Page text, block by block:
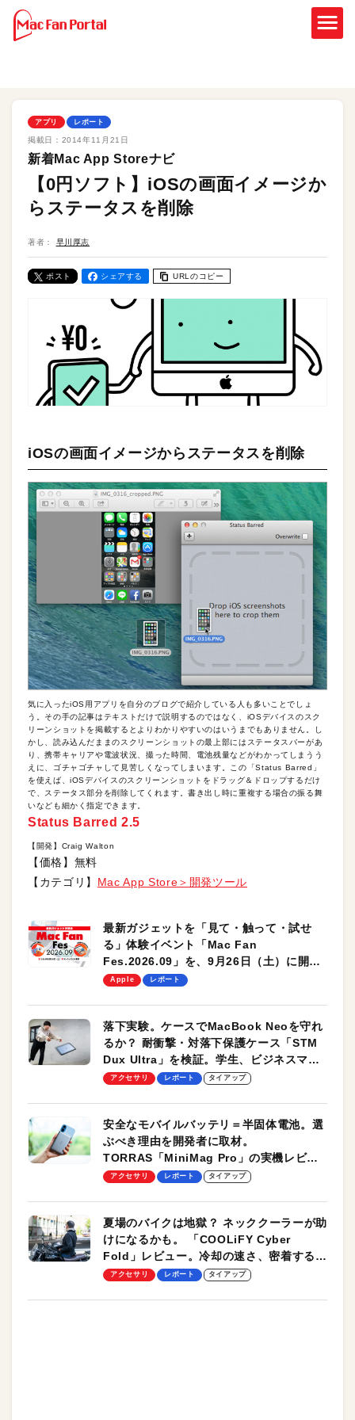
アプリ レポート
掲載日： 2014年11月21日
新着Mac App Storeナビ
【0円ソフト】iOSの画面イメージか
らステータスを削除
著者： 早川厚志
ポスト シェアする URLのコピー
iOSの画面イメージからステータスを削除
気に入ったiOS用アプリを自分のブログで紹介している人も多いことでしょ
う。その手の記事はテキストだけで説明するのではなく、iOSデバイスのスク
リーンショットを掲載するとよりわかりやすいのはいうまでもありません。し
かし、読み込んだままのスクリーンショットの最上部にはステータスバーがあ
り、携帯キャリアや電波状況、撮った時間、電池残量などがわかってしまうう
えに、ゴチャゴチャして見苦しくなってしまいます。この「Status Barred」
を使えば、iOSデバイスのスクリーンショットをドラッグ＆ドロップするだけ
で、ステータス部分を削除してくれます。書き出し時に重複する場合の振る舞
いなども細かく指定できます。
Status Barred 2.5
【開発】Craig Walton
【価格】無料
【カテゴリ】 Mac App Store＞開発ツール
最新ガジェットを「見て・触って・試せ
る」体験イベント「Mac Fan
Fes.2026.09」を、9月26日（土）に開催
します！
Apple レポート
落下実験。ケースでMacBook Neoを守れ
るか？ 耐衝撃・対落下保護ケース「STM
Dux Ultra」を検証。学生、ビジネスマン
のモバイルユースに最適！
アクセサリ レポート タイアップ
安全なモバイルバッテリ＝半固体電池。選
ぶべき理由を開発者に取材。
TORRAS「MiniMag Pro」の実機レビュ
ーも
アクセサリ レポート タイアップ
夏場のバイクは地獄？ ネッククーラーが助
けになるかも。 「COOLiFY Cyber
Fold」レビュー。冷却の速さ、密着する冷
却プレート、シンプルな操作性がグッド！
アクセサリ レポート タイアップ